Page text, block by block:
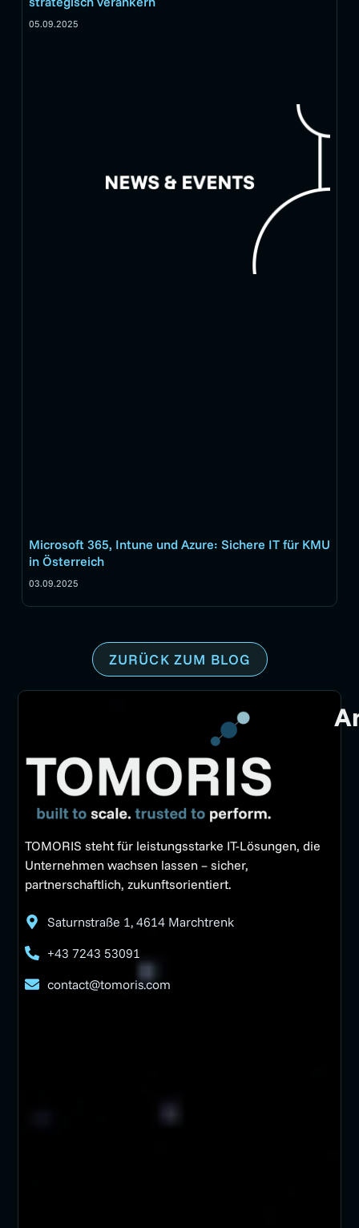
05.09.2025
Microsoft 365, Intune und Azure: Sichere IT für KMU
in Österreich
03.09.2025
ZURÜCK ZUM BLOG
TOMORIS steht für leistungsstarke IT-Lösungen, die
Unternehmen wachsen lassen – sicher,
partnerschaftlich, zukunftsorientiert.
Saturnstraße 1, 4614 Marchtrenk
+43 7243 53091
contact@tomoris.com